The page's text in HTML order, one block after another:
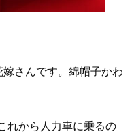
さんです。綿帽子かわ
れから人力車に乗るの